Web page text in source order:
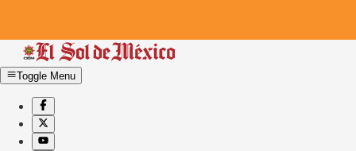
Toggle Menu